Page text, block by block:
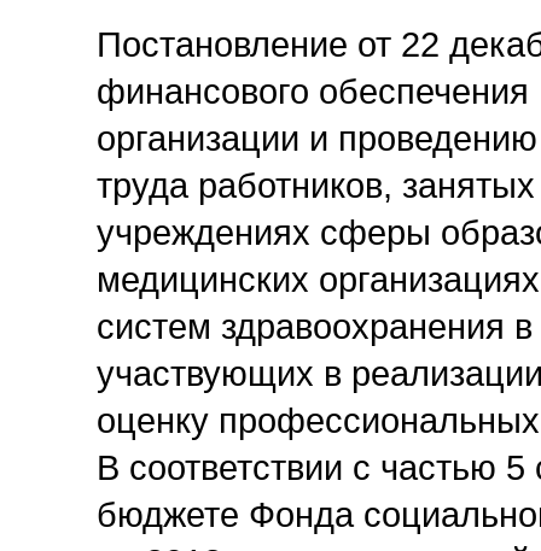
Постановление от 22
финансового
организации и
труда работников,
учреждениях сферы
медицинских
систем здравоохранения
участвующих в
оценку
В соответствии с частью
бюджете Фонда